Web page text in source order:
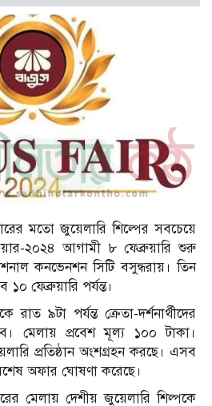
মতো জুয়েলারি শিল্পের সবচেয়ে
২০২৪ আগামী ৮ ফেব্রুয়ারি শুরু
কনভেনশন সিটি বসুন্ধরায়। তিন
ফেব্রুয়ারি পর্যন্ত।
রাত ৯টা পর্যন্ত ক্রেতা-দর্শনার্থীদের
মেলায় প্রবেশ মূল্য ১০০ টাকা।
প্রতিষ্ঠান অংশগ্রহন করছে। এসব
অফার ঘোষণা করেছে।
মেলায় দেশীয় জুয়েলারি শিল্পকে